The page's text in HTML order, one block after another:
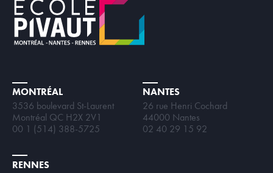
MONTRÉAL
3536 boulevard St-Laurent
Montréal QC H2X 2V1
00 1 (514) 388-5725
NANTES
26 rue Henri Cochard
44000 Nantes
02 40 29 15 92
RENNES